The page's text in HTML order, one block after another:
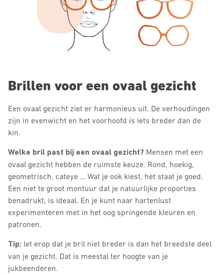
Brillen voor een ovaal gezicht
Een ovaal gezicht ziet er harmonieus uit. De verhoudingen
zijn in evenwicht en het voorhoofd is iets breder dan de
kin.
Welke bril past bij een ovaal gezicht? Mensen met een
ovaal gezicht hebben de ruimste keuze. Rond, hoekig,
geometrisch, cateye … Wat je ook kiest, het staat je goed.
Een niet te groot montuur dat je natuurlijke proporties
benadrukt, is ideaal. En je kunt naar hartenlust
experimenteren met in het oog springende kleuren en
patronen.
Tip: let erop dat je bril niet breder is dan het breedste deel
van je gezicht. Dat is meestal ter hoogte van je
jukbeenderen.